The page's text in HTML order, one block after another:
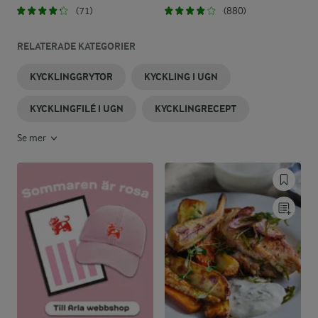
(71) (880)
RELATERADE KATEGORIER
KYCKLINGGRYTOR KYCKLING I UGN
KYCKLINGFILÉ I UGN KYCKLINGRECEPT
Se mer